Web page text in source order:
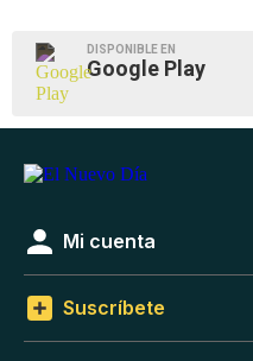
DISPONIBLE EN
Google Play
Mi cuenta
Suscríbete